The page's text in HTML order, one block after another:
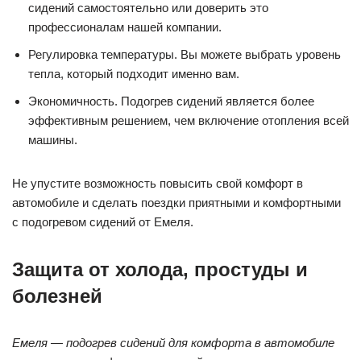
сидений самостоятельно или доверить это
профессионалам нашей компании.
Регулировка температуры. Вы можете выбрать уровень
тепла, который подходит именно вам.
Экономичность. Подогрев сидений является более
эффективным решением, чем включение отопления всей
машины.
Не упустите возможность повысить свой комфорт в
автомобиле и сделать поездки приятными и комфортными
с подогревом сидений от Емеля.
Защита от холода, простуды и
болезней
Емеля — подогрев сидений для комфорта в автомобиле